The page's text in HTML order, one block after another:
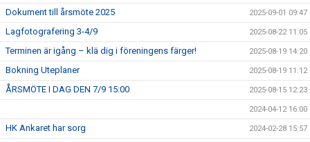
Dokument till årsmöte 2025 2025-09-01 09:47
Lagfotografering 3-4/9 2025-08-22 11:05
Terminen är igång – klä dig i föreningens färger! 2025-08-19 14:20
Bokning Uteplaner 2025-08-19 11:12
ÅRSMÖTE I DAG DEN 7/9 15:00 2025-08-15 12:23
2024-04-12 16:00
HK Ankaret har sorg 2024-02-28 15:57